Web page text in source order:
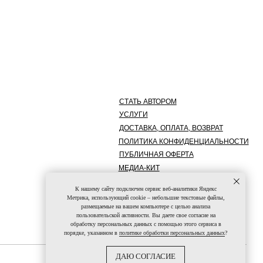
К нашему сайту подключен сервис веб-аналитики Яндекс
Метрика, использующий cookie – небольшие текстовые файлы,
размещаемые на вашем компьютере с целью анализа
пользовательской активности. Вы даете свое согласие на
обработку персональных данных с помощью этого сервиса в
порядке, указанном в политике обработки персональных данных?
ДАЮ СОГЛАСИЕ